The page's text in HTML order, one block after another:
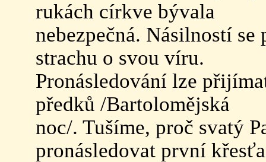
rukách církve bývala
nebezpečná. Násilností
strachu o svou víru.
Pronásledování lze
předků /Bartolomějská
noc/. Tušíme, proč svatý
pronásledovat první